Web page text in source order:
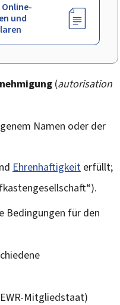
Online-
und
(autorisation
Namen oder der
Ehrenhaftigkeit erfüllt;
Bedingungen für den
Mitgliedstaat)